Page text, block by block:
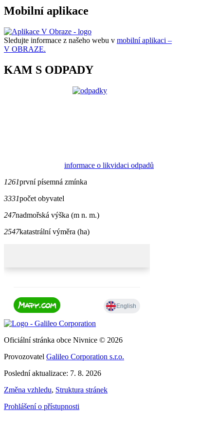
Mobilní aplikace
Sledujte informace z našeho webu v mobilní aplikaci –
V OBRAZE.
KAM S ODPADY
informace o likvidaci odpadů
1261první písemná zmínka
3331počet obyvatel
247nadmořská výška (m n. m.)
2547katastrální výměra (ha)
Oficiální stránka obce Nivnice © 2026
Provozovatel Galileo Corporation s.r.o.
Poslední aktualizace: 7. 8. 2026
Změna vzhledu, Struktura stránek
Prohlášení o přístupnosti